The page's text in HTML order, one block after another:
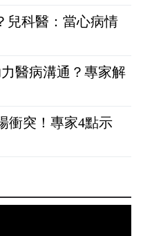
兒科醫：當心病情
醫病溝通？專家解
衝突！專家4點示